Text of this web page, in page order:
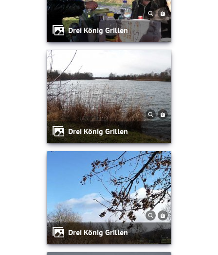
Drei König Grillen
Drei König Grillen
Drei König Grillen